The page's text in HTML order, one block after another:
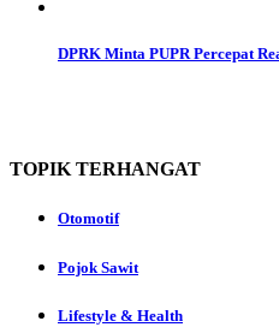
DPRK Minta PUPR Percepat
TOPIK TERHANGAT
Otomotif
Pojok Sawit
Lifestyle & Health